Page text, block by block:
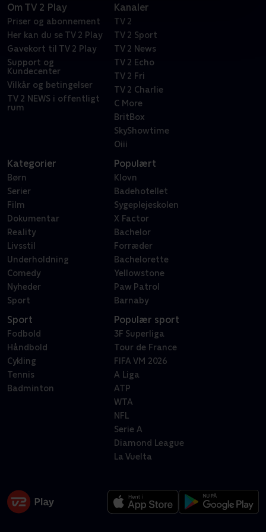
Om TV 2 Play
Priser og abonnement
Her kan du se TV 2 Play
Gavekort til TV 2 Play
Support og
Kundecenter
Vilkår og betingelser
TV 2 NEWS i offentligt
rum
Kanaler
TV 2
TV 2 Sport
TV 2 News
TV 2 Echo
TV 2 Fri
TV 2 Charlie
C More
BritBox
SkyShowtime
Oiii
Kategorier
Børn
Serier
Film
Dokumentar
Reality
Livsstil
Underholdning
Comedy
Nyheder
Sport
Populært
Klovn
Badehotellet
Sygeplejeskolen
X Factor
Bachelor
Forræder
Bachelorette
Yellowstone
Paw Patrol
Barnaby
Sport
Fodbold
Håndbold
Cykling
Tennis
Badminton
Populær sport
3F Superliga
Tour de France
FIFA VM 2026
A Liga
ATP
WTA
NFL
Serie A
Diamond League
La Vuelta